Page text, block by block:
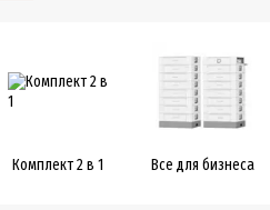
Комплект 2 в 1 Все для бизнеса